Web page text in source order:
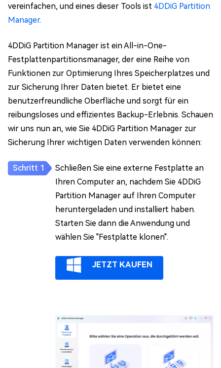
vereinfachen, und eines dieser Tools ist 4DDiG Partition
Manager.
4DDiG Partition Manager ist ein All-in-One-
Festplattenpartitionsmanager, der eine Reihe von
Funktionen zur Optimierung Ihres Speicherplatzes und
zur Sicherung Ihrer Daten bietet. Er bietet eine
benutzerfreundliche Oberfläche und sorgt für ein
reibungsloses und effizientes Backup-Erlebnis. Schauen
wir uns nun an, wie Sie 4DDiG Partition Manager zur
Sicherung Ihrer wichtigen Daten verwenden können:
Schließen Sie eine externe Festplatte an
Ihren Computer an, nachdem Sie 4DDiG
Partition Manager auf Ihren Computer
heruntergeladen und installiert haben.
Starten Sie dann die Anwendung und
wählen Sie "Festplatte klonen".
JETZT KAUFEN